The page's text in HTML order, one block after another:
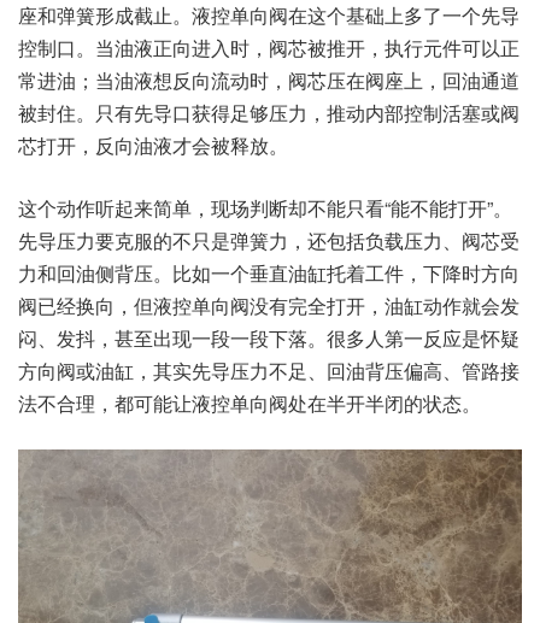
座和弹簧形成截止。液控单向阀在这个基础上多了一个先导
控制口。当油液正向进入时，阀芯被推开，执行元件可以正
常进油；当油液想反向流动时，阀芯压在阀座上，回油通道
被封住。只有先导口获得足够压力，推动内部控制活塞或阀
芯打开，反向油液才会被释放。
这个动作听起来简单，现场判断却不能只看“能不能打开”。
先导压力要克服的不只是弹簧力，还包括负载压力、阀芯受
力和回油侧背压。比如一个垂直油缸托着工件，下降时方向
阀已经换向，但液控单向阀没有完全打开，油缸动作就会发
闷、发抖，甚至出现一段一段下落。很多人第一反应是怀疑
方向阀或油缸，其实先导压力不足、回油背压偏高、管路接
法不合理，都可能让液控单向阀处在半开半闭的状态。